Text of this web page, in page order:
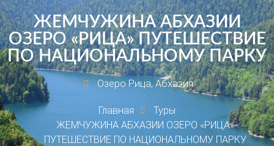
ЖЕМЧУЖИНА АБХАЗИИ
ОЗЕРО «РИЦА» ПУТЕШЕСТВИЕ
ПО НАЦИОНАЛЬНОМУ ПАРКУ
Озеро Рица, Абхазия
Главная
Туры
ЖЕМЧУЖИНА АБХАЗИИ ОЗЕРО «РИЦА»
ПУТЕШЕСТВИЕ ПО НАЦИОНАЛЬНОМУ ПАРКУ